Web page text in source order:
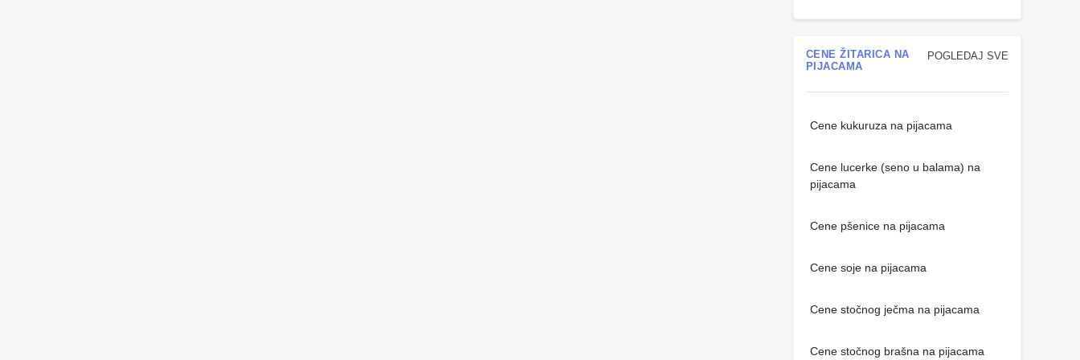
POGLEDAJ SVE
CENE ŽITARICA NA
PIJACAMA
Cene kukuruza na pijacama
Cene lucerke (seno u balama) na
pijacama
Cene pšenice na pijacama
Cene soje na pijacama
Cene stočnog ječma na pijacama
Cene stočnog brašna na pijacama